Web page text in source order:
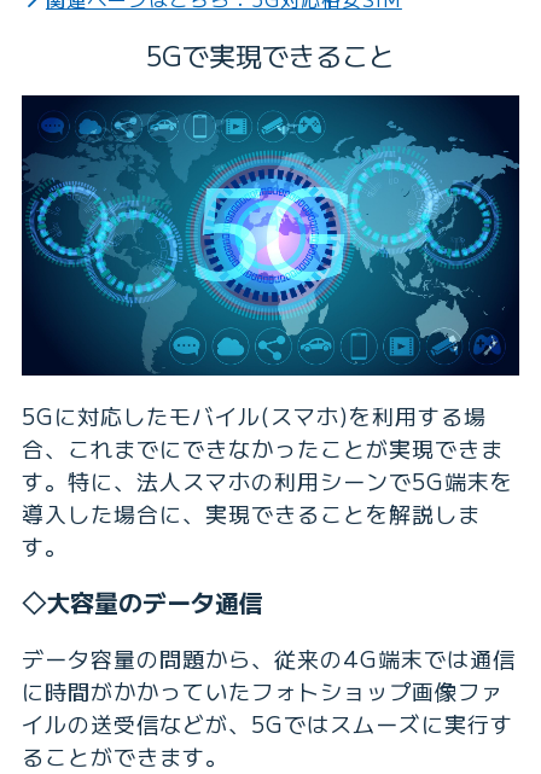
5Gで実現できること
5Gに対応したモバイル(スマホ)を利用する場
合、これまでにできなかったことが実現できま
す。特に、法人スマホの利用シーンで5G端末を
導入した場合に、実現できることを解説しま
す。
◇大容量のデータ通信
データ容量の問題から、従来の4G端末では通信
に時間がかかっていたフォトショップ画像ファ
イルの送受信などが、5Gではスムーズに実行す
ることができます。